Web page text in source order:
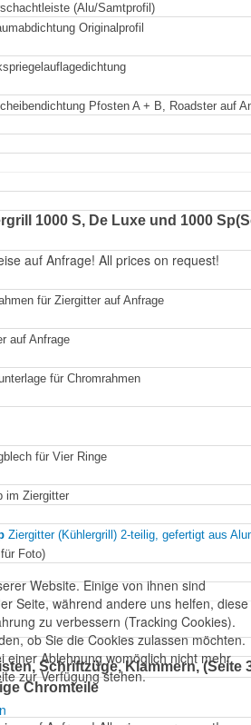
(Alu/Samtprofil)
Originalprofil
Pfosten A + B, Roadster auf
1000 S, De Luxe und 1000
auf Anfrage! All prices on request!
für Ziergitter auf Anfrage
auf Anfrage
für Chromrahmen
für Vier Ringe
im Ziergitter
Ziergitter (Kühlergrill) 2-teilig, gefertigt aus
Foto)
Schriftzüge, Klammern, (Seite
Chromteile
Website. Einige von ihnen sind
Seite, während andere uns helfen, diese
zu verbessern (Tracking Cookies).
ob Sie die Cookies zulassen möchten.
einer Ablehnung womöglich nicht mehr
zur Verfügung stehen.